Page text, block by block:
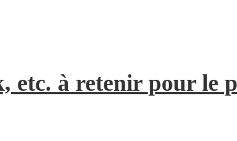
etc. à retenir pour le